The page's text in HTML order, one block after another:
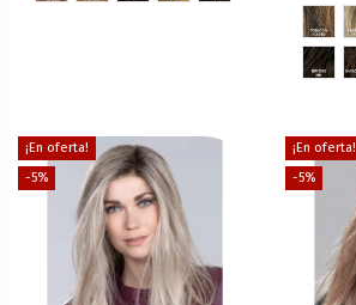
¡En oferta!
-5%
¡En oferta!
-5%